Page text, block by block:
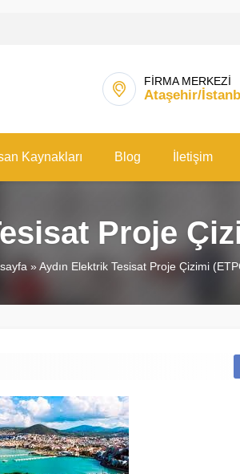
FİRMA MERKEZİ
Ataşehir/
Kaynakları Blog İletişim
Proje
»Aydın Elektrik Tesisat Proje Çizimi